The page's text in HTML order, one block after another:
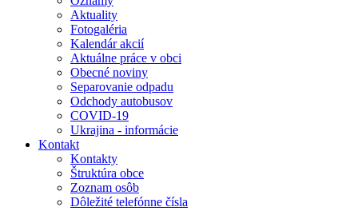
Aktuality
Fotogaléria
Kalendár akcií
Aktuálne práce v obci
Obecné noviny
Separovanie odpadu
Odchody autobusov
COVID-19
Ukrajina - informácie
Kontakt
Kontakty
Štruktúra obce
Zoznam osôb
Dôležité telefónne čísla